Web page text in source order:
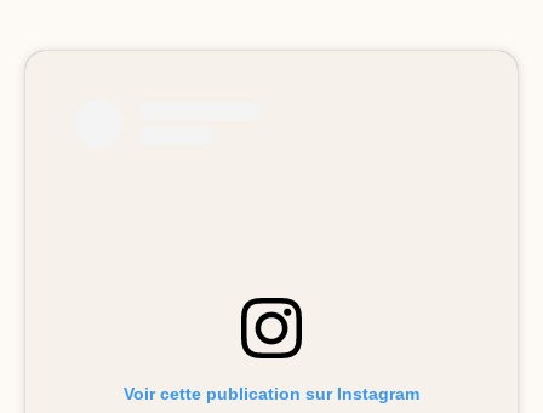
Voir cette publication sur Instagram